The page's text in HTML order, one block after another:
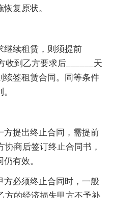
复原状。
续租赁，则须提前
收到乙方要求后______天
续签租赁合同。同等条件
提出终止合同，需提前
协商后签订终止合同书，
有效。
必须终止合同时，一般
方的经济损失甲方不予补